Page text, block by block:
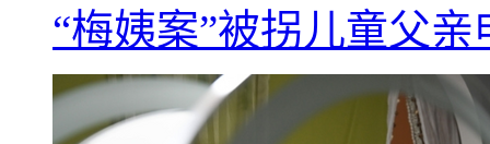
“梅姨案”被拐儿童父